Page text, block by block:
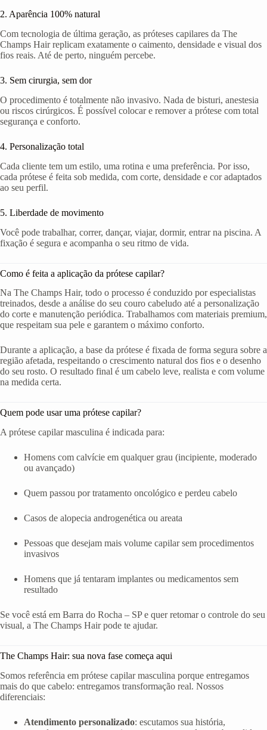
2. Aparência 100% natural
Com tecnologia de última geração, as próteses capilares da The
Champs Hair replicam exatamente o caimento, densidade e visual dos
fios reais. Até de perto, ninguém percebe.
3. Sem cirurgia, sem dor
O procedimento é totalmente não invasivo. Nada de bisturi, anestesia
ou riscos cirúrgicos. É possível colocar e remover a prótese com total
segurança e conforto.
4. Personalização total
Cada cliente tem um estilo, uma rotina e uma preferência. Por isso,
cada prótese é feita sob medida, com corte, densidade e cor adaptados
ao seu perfil.
5. Liberdade de movimento
Você pode trabalhar, correr, dançar, viajar, dormir, entrar na piscina. A
fixação é segura e acompanha o seu ritmo de vida.
Como é feita a aplicação da prótese capilar?
Na The Champs Hair, todo o processo é conduzido por especialistas
treinados, desde a análise do seu couro cabeludo até a personalização
do corte e manutenção periódica. Trabalhamos com materiais premium,
que respeitam sua pele e garantem o máximo conforto.
Durante a aplicação, a base da prótese é fixada de forma segura sobre a
região afetada, respeitando o crescimento natural dos fios e o desenho
do seu rosto. O resultado final é um cabelo leve, realista e com volume
na medida certa.
Quem pode usar uma prótese capilar?
A prótese capilar masculina é indicada para:
Homens com calvície em qualquer grau (incipiente, moderado
ou avançado)
Quem passou por tratamento oncológico e perdeu cabelo
Casos de alopecia androgenética ou areata
Pessoas que desejam mais volume capilar sem procedimentos
invasivos
Homens que já tentaram implantes ou medicamentos sem
resultado
Se você está em Barra do Rocha – SP e quer retomar o controle do seu
visual, a The Champs Hair pode te ajudar.
The Champs Hair: sua nova fase começa aqui
Somos referência em prótese capilar masculina porque entregamos
mais do que cabelo: entregamos transformação real. Nossos
diferenciais:
Atendimento personalizado: escutamos sua história,